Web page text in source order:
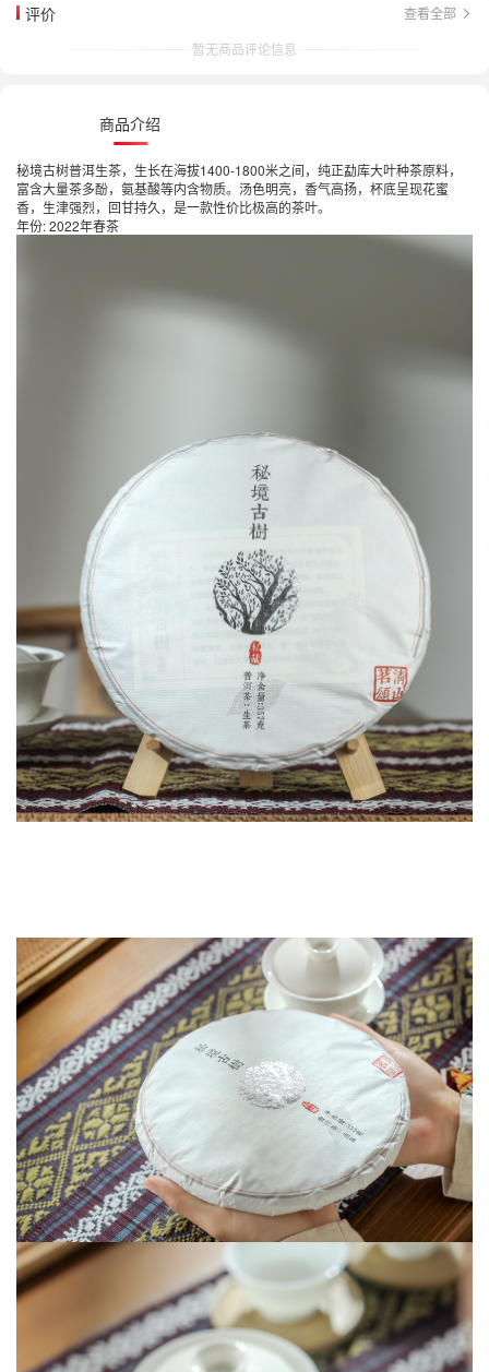
评价
查看全部
暂无商品评论信息
商品介绍
秘境古树普洱生茶，生长在海拔1400-1800米之间，纯正勐库大叶种茶原料，
富含大量茶多酚，氨基酸等内含物质。汤色明亮，香气高扬，杯底呈现花蜜
香，生津强烈，回甘持久，是一款性价比极高的茶叶。
年份: 2022年春茶